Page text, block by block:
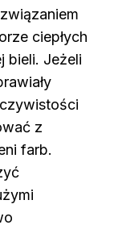
ciepłych
bieli. Jeżeli
z
farb.